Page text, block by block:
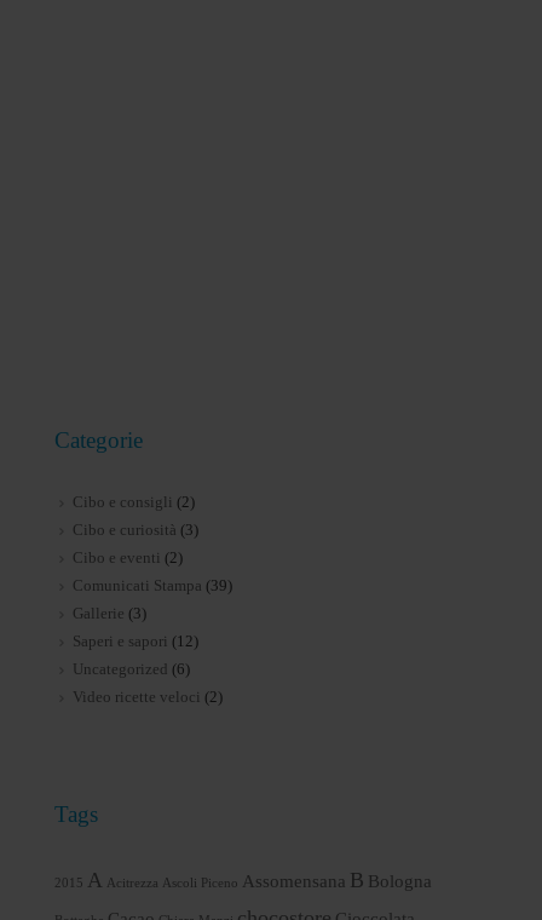
Categorie
Cibo e consigli (2)
Cibo e curiosità (3)
Cibo e eventi (2)
Comunicati Stampa (39)
Gallerie (3)
Saperi e sapori (12)
Uncategorized (6)
Video ricette veloci (2)
Tags
2015 A Acitrezza Ascoli Piceno Assomensana B Bologna